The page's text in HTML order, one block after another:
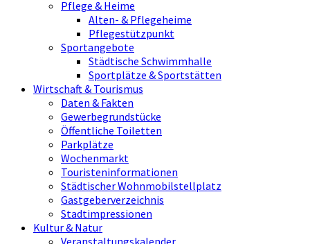
Pflege & Heime
Alten- & Pflegeheime
Pflegestützpunkt
Sportangebote
Städtische Schwimmhalle
Sportplätze & Sportstätten
Wirtschaft & Tourismus
Daten & Fakten
Gewerbegrundstücke
Öffentliche Toiletten
Parkplätze
Wochenmarkt
Touristeninformationen
Städtischer Wohnmobilstellplatz
Gastgeberverzeichnis
Stadtimpressionen
Kultur & Natur
Veranstaltungskalender